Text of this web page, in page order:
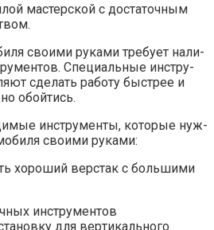
мастер­ской с доста­точ­ным
сво­и­ми рука­ми тре­бу­ет нали­
Спе­ци­аль­ные инстру­
сде­лать рабо­ту быст­рее и
обойтись.
инстру­мен­ты, кото­рые нуж­
сво­и­ми руками:
хоро­ший вер­стак с боль­ши­ми
инструментов
для вер­ти­каль­но­го